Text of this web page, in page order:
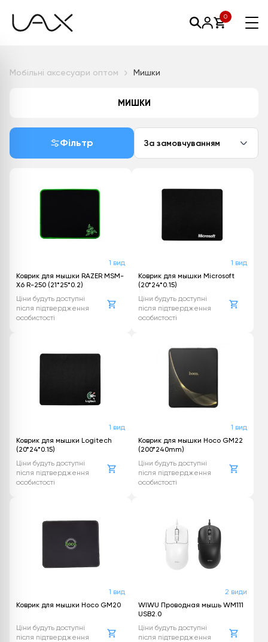
0
Мобільні аксесуари оптом Мишки
МИШКИ
Фільтр За замовчуванням
1 вид
Коврик для мышки RAZER MSM-
X6 R-250 (21*25*0.2)
Ціни будуть доступні
після підтвердження
особистості
1 вид
Коврик для мышки Microsoft
(20*24*0.15)
Ціни будуть доступні
після підтвердження
особистості
1 вид
Коврик для мышки Logitech
(20*24*0.15)
Ціни будуть доступні
після підтвердження
особистості
1 вид
Коврик для мышки Hoco GM22
(200*240mm)
Ціни будуть доступні
після підтвердження
особистості
1 вид
Коврик для мышки Hoco GM20
Ціни будуть доступні
після підтвердження
2 види
WIWU Проводная мышь WM111
USB2.0
Ціни будуть доступні
після підтвердження